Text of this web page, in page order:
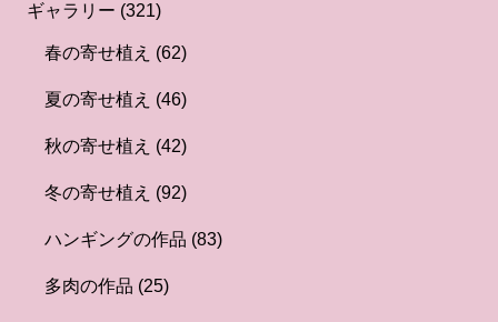
ギャラリー (321)
春の寄せ植え (62)
夏の寄せ植え (46)
秋の寄せ植え (42)
冬の寄せ植え (92)
ハンギングの作品 (83)
多肉の作品 (25)